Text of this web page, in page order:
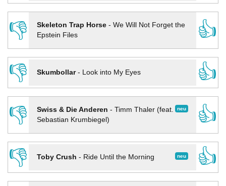
👎
Skeleton Trap Horse- We Will Not Forget the
Epstein Files
👍
👎
Skumbollar- Look into My Eyes
👍
👎
neu
Swiss & Die Anderen - Timm Thaler (feat.
Sebastian Krumbiegel)
👍
👎
neu
Toby Crush - Ride Until the Morning
👍